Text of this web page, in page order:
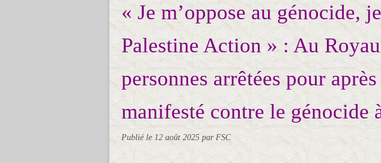
« Je m’oppose au génocide,
Palestine Action » : Au
personnes arrêtées pour
manifesté contre le génocide
Publié le 12 août 2025 par FSC